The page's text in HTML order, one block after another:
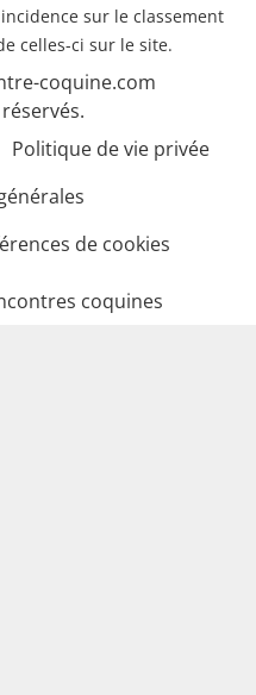
sur le classement
celles-ci sur le site.
coquine.com
Politique de vie privée
de cookies
coquines